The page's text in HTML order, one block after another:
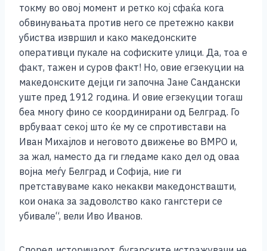
токму во овој момент и ретко кој сфаќа кога
обвинувањата против него се претежно какви
убиства извршил и како македонските
оперативци пукале на софиските улици. Да, тоа е
факт, тажен и суров факт! Но, овие егзекуции на
македонските дејци ги започна Јане Сандански
уште пред 1912 година. И овие егзекуции тогаш
беа многу фино се координирани од Белград. Го
врбуваат секој што ќе му се спротивстави на
Иван Михајлов и неговото движење во ВМРО и,
за жал, наместо да ги гледаме како дел од оваа
војна меѓу Белград и Софија, ние ги
претставуваме како некакви македонствашти,
кои онака за задоволство како гангстери се
убивале“, вели Иво Иванов.